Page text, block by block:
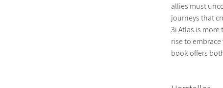
allies must
journeys that
3i Atlas is
rise to
book offers